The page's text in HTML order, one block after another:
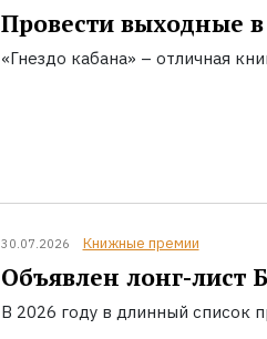
Провести выходные
«Гнездо кабана» – отличная
30.07.2026 Книжные премии
Объявлен лонг-лист
В 2026 году в длинный список